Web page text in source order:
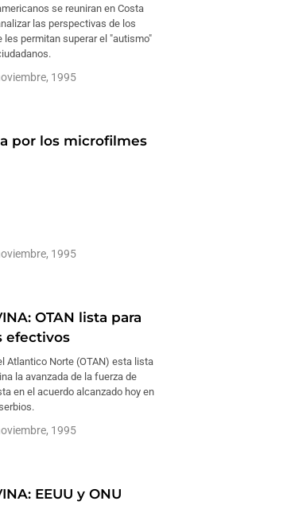
se reuniran en Costa
las perspectivas de los
permitan superar el "autismo"
1995
por los microfilmes
1995
OTAN lista para
efectivos
Atlantico Norte (OTAN) esta lista
la avanzada de la fuerza de
en el acuerdo alcanzado hoy en
1995
EEUU y ONU